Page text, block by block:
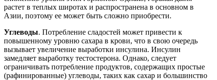
растет в теплых широтах и распространена в основном в
Азии, поэтому ее может быть сложно приобрести.
Углеводы. Потребление сладостей может привести к
повышенному уровню сахара в крови, что в свою очередь
вызывает увеличение выработки инсулина. Инсулин
замедляет выработку тестостерона. Однако, следует
ограничивать потребление продуктов, содержащих простые
(рафинированные) углеводы, таких как сахар и большинство